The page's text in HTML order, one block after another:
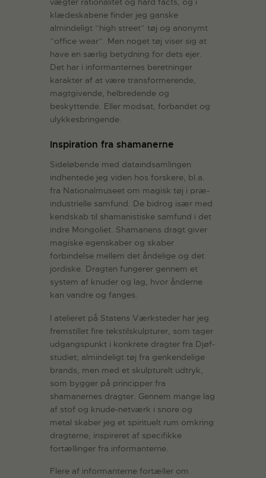
klædeskabene finder jeg ganske
almindeligt ”high street” tøj og anonymt
”office wear”. Men noget tøj viser sig at
have en særlig betydning for dets ejer.
Det har i informanternes beretninger
karakter af at være transformerende,
magtgivende, helbredende og
beskyttende. Eller modsat, forbandet og
ulykkesbringende.
Inspiration fra shamanerne
Sideløbende med dataindsamlingen
indhentede jeg viden hos forskere, bl.a.
fra Nationalmuseet om magisk tøj i præ-
industrielle samfund. De bidrog især med
kendskab til shamanistiske samfund i det
indre Mongoliet. Shamanens dragt giver
magiske egenskaber og skaber
forbindelse mellem det åndelige og det
jordiske. Dragten fungerer gennem et
system af knuder og lag, hvor ånderne
kan vandre og fanges.
I atelieret på Statens Værksteder har jeg
fremstillet fire tekstilskulpturer, som tager
udgangspunkt i konkrete dragter fra Djøf-
studiet; almindeligt tøj fra genkendelige
brands, men med et skulpturelt udtryk,
som bygger på principper fra
shamanernes dragter. Gennem mange lag
af stof og knude-netværk i snore og
metal skaber jeg et spirituelt rum omkring
dragterne, inspireret af specifikke
fortællinger fra informanterne.
Flere af informanterne fortæller om